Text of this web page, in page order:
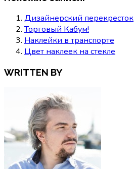
Дизайнерский перекресток
Торговый Кабум!
Наклейки в транспорте
Цвет наклеек на стекле
WRITTEN BY